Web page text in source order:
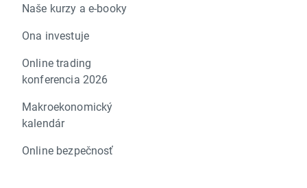
Naše kurzy a e-booky
Ona investuje
Online trading
konferencia 2026
Makroekonomický
kalendár
Online bezpečnosť